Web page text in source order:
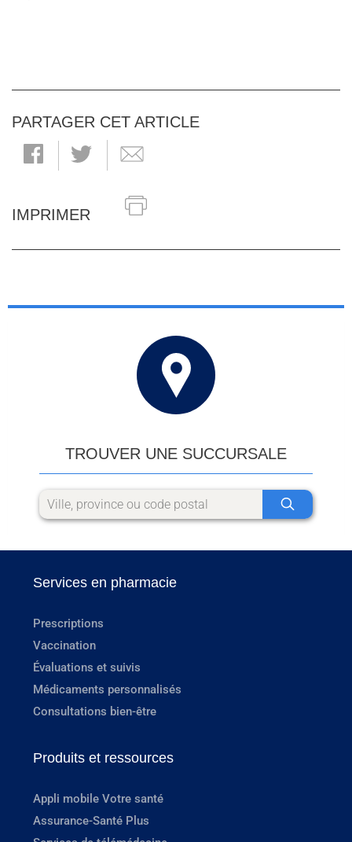
PARTAGER CET ARTICLE
IMPRIMER
TROUVER UNE SUCCURSALE
Services en pharmacie
Prescriptions
Vaccination
Évaluations et suivis
Médicaments personnalisés
Consultations bien-être
Produits et ressources
Appli mobile Votre santé
Assurance-Santé Plus